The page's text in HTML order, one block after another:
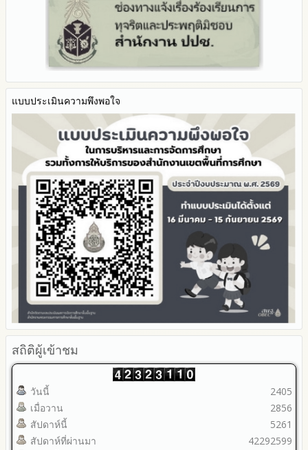
ระบบการให้บริการผ่านช่องทางออนไลน์ (E-Service)
My Office
My School
SL-WEB
BRSS
ACC Tak2
ข้อมูลสถิติการให้บริการ
2565
2564
2563
รายงานการกำกับติดตาม
มาตรการส่งเสริมคุณธรรมและความโปร่งใสภายใน สพท.
การนำผลการประเมิน ITA ไปสู่การพัฒนาองค์กร
รายงานผลการดำเนินการเพื่อส่งเสริมคุณธรรมและความโปร่งใส
ภายใน สพท. ประจำปีงบประมาณ
แบบประเมินความพึงพอใจ
สถิติผู้เข้าชม
วันนี้
เมื่อวาน
สัปดาห์นี้
สัปดาห์ที่ผ่านมา
2405
2856
5261
42292599